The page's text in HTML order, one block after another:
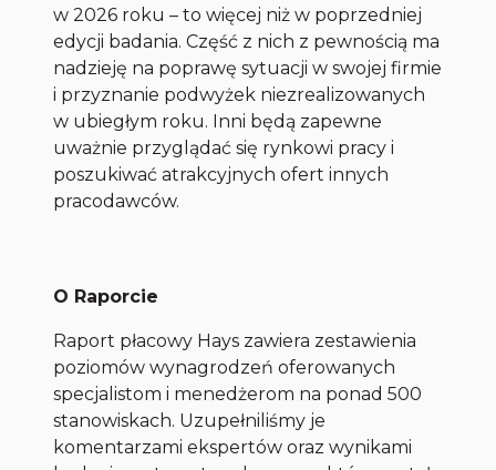
w 2026 roku – to więcej niż w poprzedniej
edycji badania. Część z nich z pewnością ma
nadzieję na poprawę sytuacji w swojej firmie
i przyznanie podwyżek niezrealizowanych
w ubiegłym roku. Inni będą zapewne
uważnie przyglądać się rynkowi pracy i
poszukiwać atrakcyjnych ofert innych
pracodawców.
O Raporcie
Raport płacowy Hays zawiera zestawienia
poziomów wynagrodzeń oferowanych
specjalistom i menedżerom na ponad 500
stanowiskach. Uzupełniliśmy je
komentarzami ekspertów oraz wynikami